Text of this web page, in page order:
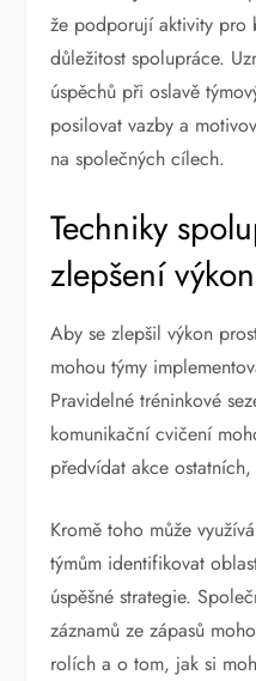
že podporují aktivity pro
důležitost spolupráce.
úspěchů při oslavě
posilovat vazby a
na společných cílech.
Techniky
zlepšení
Aby se zlepšil výkon
mohou týmy
Pravidelné tréninkové
komunikační cvičení
předvídat akce
Kromě toho může
týmům identifikovat
úspěšné strategie.
záznamů ze zápasů
rolích a o tom, jak si